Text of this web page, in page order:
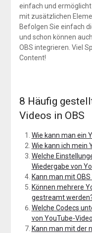
einfach und
mit zusätzlichen
Befolgen Sie einfach
und schon können
OBS integrieren. Viel
Content!
8 Häufig
Videos in OBS
Wie kann man ein
Wie kann ich mein
Welche
Wiedergabe von
Kann man mit
Können mehrere
gestreamt
Welche Codecs
von YouTube-
Kann man mit der